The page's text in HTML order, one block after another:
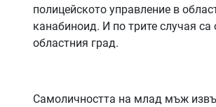
полицейското управление в
канабиноид. И по трите случая
областния град.
Самоличността на млад мъж